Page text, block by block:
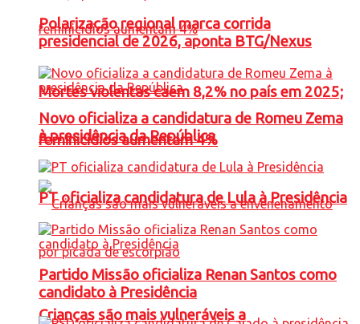
Mortes violentas caem 8,2% no país em 2025;
feminicídios aumentam 4%
Crianças são mais vulneráveis a
Polarização regional marca corrida
presidencial de 2026, aponta BTG/Nexus
Novo oficializa a candidatura de Romeu Zema
à presidência da República
PT oficializa candidatura de Lula à Presidência
Partido Missão oficializa Renan Santos como
candidato à Presidência